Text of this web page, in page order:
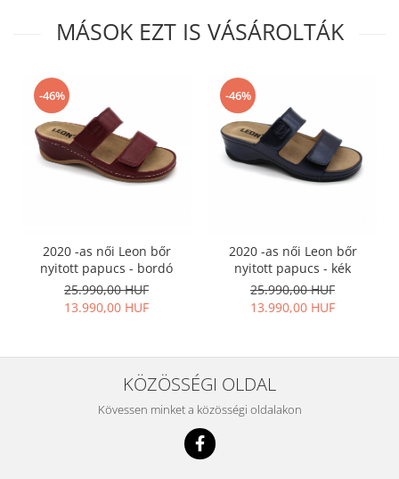
MÁSOK EZT IS VÁSÁROLTÁK
-46%
2020 -as női Leon bőr
nyitott papucs - bordó
25.990,00 HUF
13.990,00 HUF
-46%
2020 -as női Leon bőr
nyitott papucs - kék
25.990,00 HUF
13.990,00 HUF
KÖZÖSSÉGI OLDAL
Kövessen minket a közösségi oldalakon